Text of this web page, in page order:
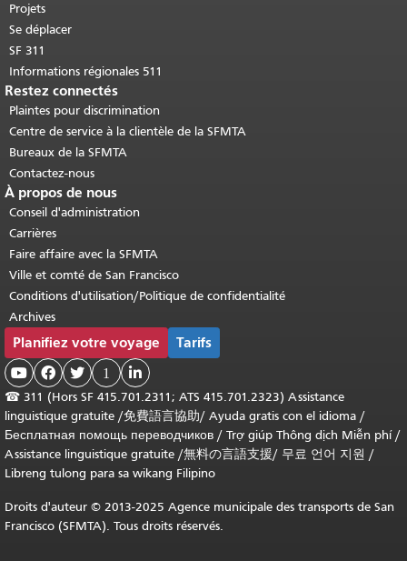
Projets
Se déplacer
SF 311
Informations régionales 511
Restez connectés
Plaintes pour discrimination
Centre de service à la clientèle de la SFMTA
Bureaux de la SFMTA
Contactez-nous
À propos de nous
Conseil d'administration
Carrières
Faire affaire avec la SFMTA
Ville et comté de San Francisco
Conditions d'utilisation/Politique de confidentialité
Archives
Planifiez votre voyage Tarifs
   1 
☎ 311 (Hors SF 415.701.2311; ATS 415.701.2323) Assistance
linguistique gratuite /免費語言協助/ Ayuda gratis con el idioma /
Бесплатная помощь переводчиков / Trợ giúp Thông dịch Miễn phí/
Assistance linguistique gratuite /無料の言語支援/ 무료 언어 지원 /
Libreng tulong para sa wikang Filipino
Droits d'auteur © 2013-2025 Agence municipale des transports de San
Francisco (SFMTA). Tous droits réservés.